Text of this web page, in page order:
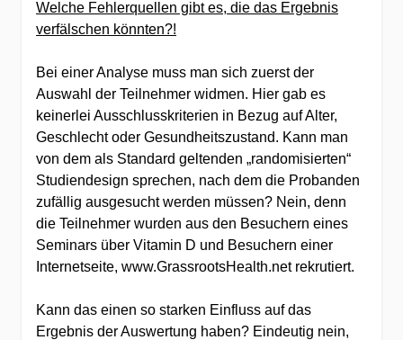
Welche Fehlerquellen gibt es, die das Ergebnis
verfälschen könnten?!
Bei einer Analyse muss man sich zuerst der
Auswahl der Teilnehmer widmen. Hier gab es
keinerlei Ausschlusskriterien in Bezug auf Alter,
Geschlecht oder Gesundheitszustand. Kann man
von dem als Standard geltenden „randomisierten“
Studiendesign sprechen, nach dem die Probanden
zufällig ausgesucht werden müssen? Nein, denn
die Teilnehmer wurden aus den Besuchern eines
Seminars über Vitamin D und Besuchern einer
Internetseite, www.GrassrootsHealth.net rekrutiert.
Kann das einen so starken Einfluss auf das
Ergebnis der Auswertung haben? Eindeutig nein,